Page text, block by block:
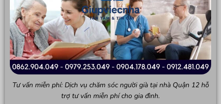
Tư vấn miễn phí: Dịch vụ chăm sóc người già tại nhà Quận 12 hỗ
trợ tư vấn miễn phí cho gia đình.